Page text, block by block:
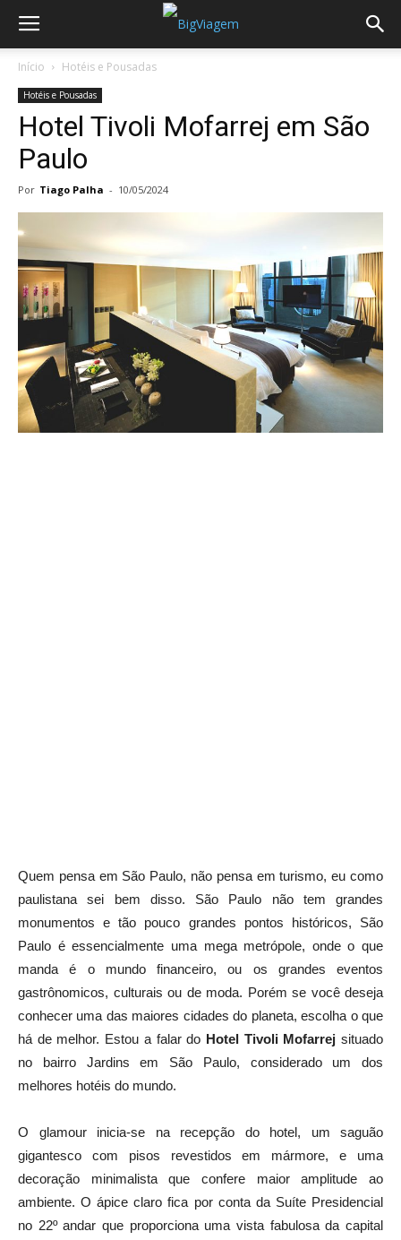
Início Hotéis e Pousadas
Hotéis e Pousadas
Hotel Tivoli Mofarrej em São
Paulo
Por Tiago Palha - 10/05/2024
Quem pensa em São Paulo, não pensa em turismo, eu como
paulistana sei bem disso. São Paulo não tem grandes
monumentos e tão pouco grandes pontos históricos, São
Paulo é essencialmente uma mega metrópole, onde o que
manda é o mundo financeiro, ou os grandes eventos
gastrônomicos, culturais ou de moda. Porém se você deseja
conhecer uma das maiores cidades do planeta, escolha o que
há de melhor. Estou a falar do Hotel Tivoli Mofarrej situado
no bairro Jardins em São Paulo, considerado um dos
melhores hotéis do mundo.
O glamour inicia-se na recepção do hotel, um saguão
gigantesco com pisos revestidos em mármore, e uma
decoração minimalista que confere maior amplitude ao
ambiente. O ápice claro fica por conta da Suíte Presidencial
no 22º andar que proporciona uma vista fabulosa da capital